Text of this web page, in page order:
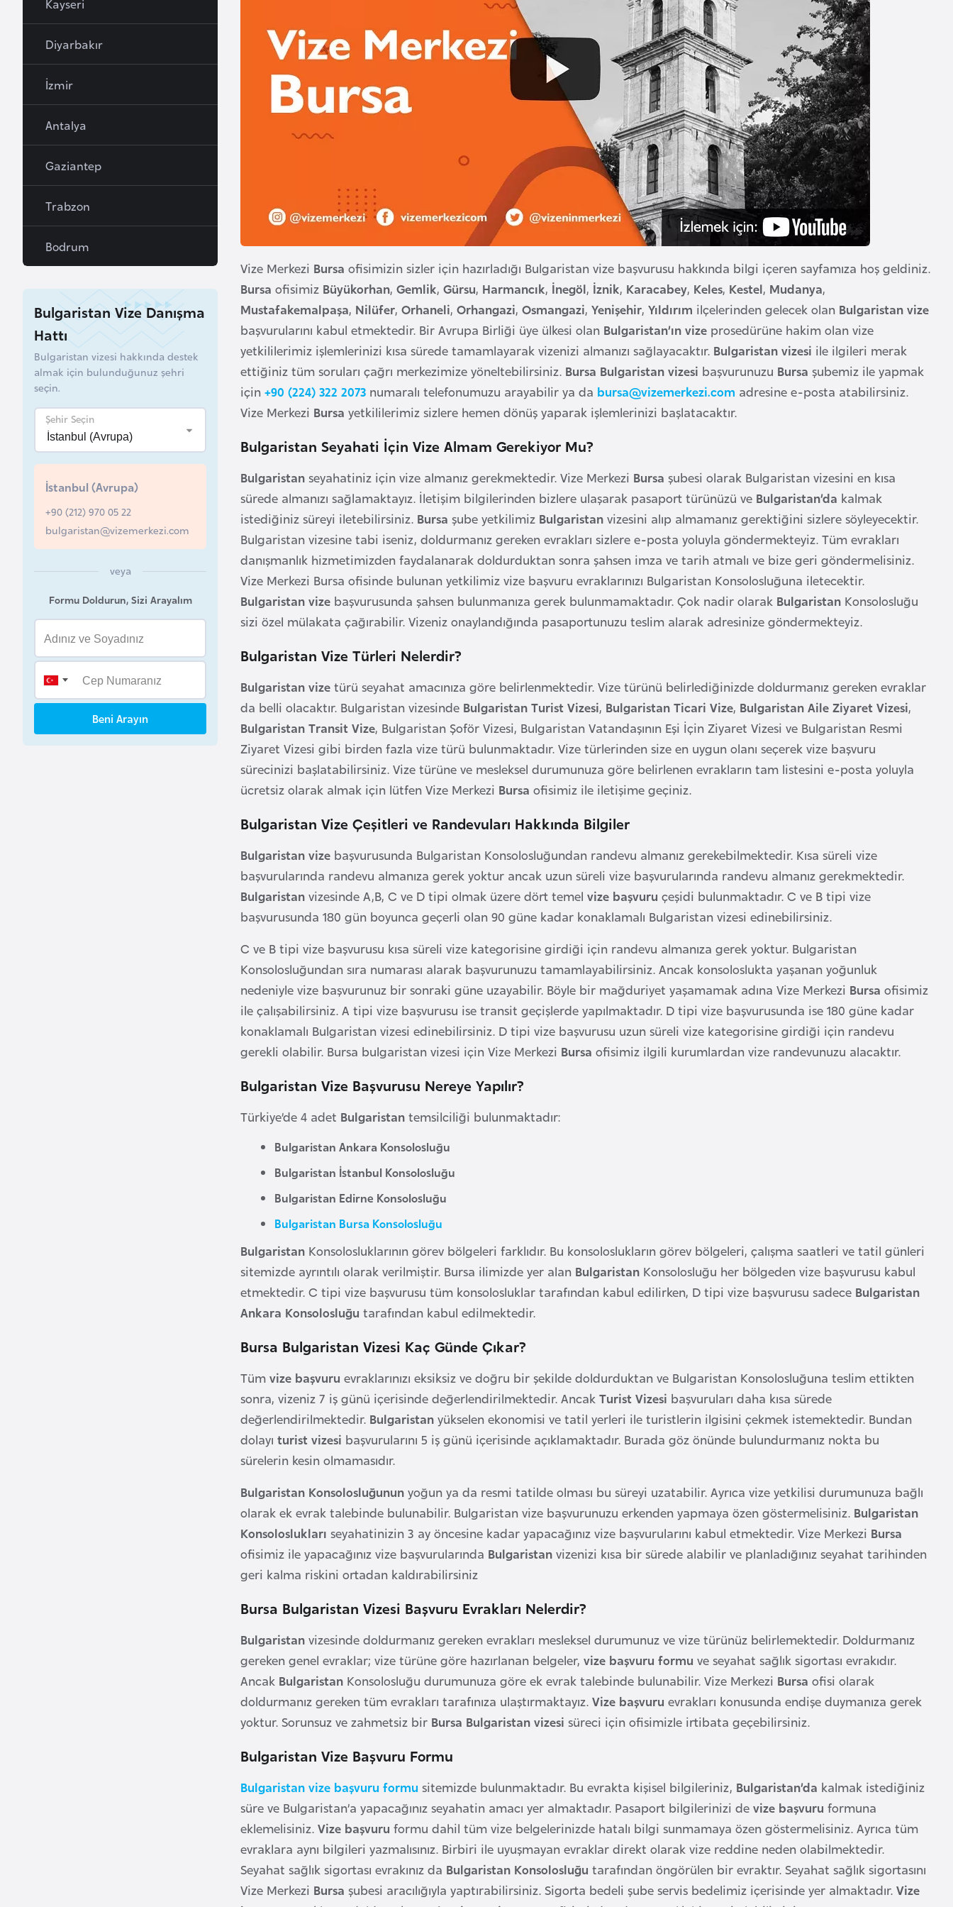
Vize Merkezi Bursa ofisimizin sizler için hazırladığı Bulgaristan vize başvurusu hakkında bilgi içeren sayfamıza hoş geldiniz.
Bursa ofisimiz Büyükorhan, Gemlik, Gürsu, Harmancık, İnegöl, İznik, Karacabey, Keles, Kestel, Mudanya,
Mustafakemalpaşa, Nilüfer, Orhaneli, Orhangazi, Osmangazi, Yenişehir, Yıldırım ilçelerinden gelecek olan Bulgaristan vize
başvurularını kabul etmektedir. Bir Avrupa Birliği üye ülkesi olan Bulgaristan’ın vize prosedürüne hakim olan vize
yetkililerimiz işlemlerinizi kısa sürede tamamlayarak vizenizi almanızı sağlayacaktır. Bulgaristan vizesi ile ilgileri merak
ettiğiniz tüm soruları çağrı merkezimize yöneltebilirsiniz. Bursa Bulgaristan vizesi başvurunuzu Bursa şubemiz ile yapmak
için +90 (224) 322 2073 numaralı telefonumuzu arayabilir ya da bursa@vizemerkezi.com adresine e-posta atabilirsiniz.
Vize Merkezi Bursa yetkililerimiz sizlere hemen dönüş yaparak işlemlerinizi başlatacaktır.
Bulgaristan Seyahati İçin Vize Almam Gerekiyor Mu?
Bulgaristan seyahatiniz için vize almanız gerekmektedir. Vize Merkezi Bursa şubesi olarak Bulgaristan vizesini en kısa
sürede almanızı sağlamaktayız. İletişim bilgilerinden bizlere ulaşarak pasaport türünüzü ve Bulgaristan’da kalmak
istediğiniz süreyi iletebilirsiniz. Bursa şube yetkilimiz Bulgaristan vizesini alıp almamanız gerektiğini sizlere söyleyecektir.
Bulgaristan vizesine tabi iseniz, doldurmanız gereken evrakları sizlere e-posta yoluyla göndermekteyiz. Tüm evrakları
danışmanlık hizmetimizden faydalanarak doldurduktan sonra şahsen imza ve tarih atmalı ve bize geri göndermelisiniz.
Vize Merkezi Bursa ofisinde bulunan yetkilimiz vize başvuru evraklarınızı Bulgaristan Konsolosluğuna iletecektir.
Bulgaristan vize başvurusunda şahsen bulunmanıza gerek bulunmamaktadır. Çok nadir olarak Bulgaristan Konsolosluğu
sizi özel mülakata çağırabilir. Vizeniz onaylandığında pasaportunuzu teslim alarak adresinize göndermekteyiz.
Bulgaristan Vize Türleri Nelerdir?
Bulgaristan vize türü seyahat amacınıza göre belirlenmektedir. Vize türünü belirlediğinizde doldurmanız gereken evraklar
da belli olacaktır. Bulgaristan vizesinde Bulgaristan Turist Vizesi, Bulgaristan Ticari Vize, Bulgaristan Aile Ziyaret Vizesi,
Bulgaristan Transit Vize, Bulgaristan Şoför Vizesi, Bulgaristan Vatandaşının Eşi İçin Ziyaret Vizesi ve Bulgaristan Resmi
Ziyaret Vizesi gibi birden fazla vize türü bulunmaktadır. Vize türlerinden size en uygun olanı seçerek vize başvuru
sürecinizi başlatabilirsiniz. Vize türüne ve mesleksel durumunuza göre belirlenen evrakların tam listesini e-posta yoluyla
ücretsiz olarak almak için lütfen Vize Merkezi Bursa ofisimiz ile iletişime geçiniz.
Bulgaristan Vize Çeşitleri ve Randevuları Hakkında Bilgiler
Bulgaristan vize başvurusunda Bulgaristan Konsolosluğundan randevu almanız gerekebilmektedir. Kısa süreli vize
başvurularında randevu almanıza gerek yoktur ancak uzun süreli vize başvurularında randevu almanız gerekmektedir.
Bulgaristan vizesinde A,B, C ve D tipi olmak üzere dört temel vize başvuru çeşidi bulunmaktadır. C ve B tipi vize
başvurusunda 180 gün boyunca geçerli olan 90 güne kadar konaklamalı Bulgaristan vizesi edinebilirsiniz.
C ve B tipi vize başvurusu kısa süreli vize kategorisine girdiği için randevu almanıza gerek yoktur. Bulgaristan
Konsolosluğundan sıra numarası alarak başvurunuzu tamamlayabilirsiniz. Ancak konsoloslukta yaşanan yoğunluk
nedeniyle vize başvurunuz bir sonraki güne uzayabilir. Böyle bir mağduriyet yaşamamak adına Vize Merkezi Bursa ofisimiz
ile çalışabilirsiniz. A tipi vize başvurusu ise transit geçişlerde yapılmaktadır. D tipi vize başvurusunda ise 180 güne kadar
konaklamalı Bulgaristan vizesi edinebilirsiniz. D tipi vize başvurusu uzun süreli vize kategorisine girdiği için randevu
gerekli olabilir. Bursa bulgaristan vizesi için Vize Merkezi Bursa ofisimiz ilgili kurumlardan vize randevunuzu alacaktır.
Bulgaristan Vize Başvurusu Nereye Yapılır?
Türkiye’de 4 adet Bulgaristan temsilciliği bulunmaktadır:
Bulgaristan Ankara Konsolosluğu
Bulgaristan İstanbul Konsolosluğu
Bulgaristan Edirne Konsolosluğu
Bulgaristan Bursa Konsolosluğu
Bulgaristan Konsolosluklarının görev bölgeleri farklıdır. Bu konsoloslukların görev bölgeleri, çalışma saatleri ve tatil günleri
sitemizde ayrıntılı olarak verilmiştir. Bursa ilimizde yer alan Bulgaristan Konsolosluğu her bölgeden vize başvurusu kabul
etmektedir. C tipi vize başvurusu tüm konsolosluklar tarafından kabul edilirken, D tipi vize başvurusu sadece Bulgaristan
Ankara Konsolosluğu tarafından kabul edilmektedir.
Bursa Bulgaristan Vizesi Kaç Günde Çıkar?
Tüm vize başvuru evraklarınızı eksiksiz ve doğru bir şekilde doldurduktan ve Bulgaristan Konsolosluğuna teslim ettikten
sonra, vizeniz 7 iş günü içerisinde değerlendirilmektedir. Ancak Turist Vizesi başvuruları daha kısa sürede
değerlendirilmektedir. Bulgaristan yükselen ekonomisi ve tatil yerleri ile turistlerin ilgisini çekmek istemektedir. Bundan
dolayı turist vizesi başvurularını 5 iş günü içerisinde açıklamaktadır. Burada göz önünde bulundurmanız nokta bu
sürelerin kesin olmamasıdır.
Bulgaristan Konsolosluğunun yoğun ya da resmi tatilde olması bu süreyi uzatabilir. Ayrıca vize yetkilisi durumunuza bağlı
olarak ek evrak talebinde bulunabilir. Bulgaristan vize başvurunuzu erkenden yapmaya özen göstermelisiniz. Bulgaristan
Konsoloslukları seyahatinizin 3 ay öncesine kadar yapacağınız vize başvurularını kabul etmektedir. Vize Merkezi Bursa
ofisimiz ile yapacağınız vize başvurularında Bulgaristan vizenizi kısa bir sürede alabilir ve planladığınız seyahat tarihinden
geri kalma riskini ortadan kaldırabilirsiniz
Bursa Bulgaristan Vizesi Başvuru Evrakları Nelerdir?
Bulgaristan vizesinde doldurmanız gereken evrakları mesleksel durumunuz ve vize türünüz belirlemektedir. Doldurmanız
gereken genel evraklar; vize türüne göre hazırlanan belgeler, vize başvuru formu ve seyahat sağlık sigortası evrakıdır.
Ancak Bulgaristan Konsolosluğu durumunuza göre ek evrak talebinde bulunabilir. Vize Merkezi Bursa ofisi olarak
doldurmanız gereken tüm evrakları tarafınıza ulaştırmaktayız. Vize başvuru evrakları konusunda endişe duymanıza gerek
yoktur. Sorunsuz ve zahmetsiz bir Bursa Bulgaristan vizesi süreci için ofisimizle irtibata geçebilirsiniz.
Bulgaristan Vize Başvuru Formu
Bulgaristan vize başvuru formu sitemizde bulunmaktadır. Bu evrakta kişisel bilgileriniz, Bulgaristan’da kalmak istediğiniz
süre ve Bulgaristan’a yapacağınız seyahatin amacı yer almaktadır. Pasaport bilgilerinizi de vize başvuru formuna
eklemelisiniz. Vize başvuru formu dahil tüm vize belgelerinizde hatalı bilgi sunmamaya özen göstermelisiniz. Ayrıca tüm
evraklara aynı bilgileri yazmalısınız. Birbiri ile uyuşmayan evraklar direkt olarak vize reddine neden olabilmektedir.
Seyahat sağlık sigortası evrakınız da Bulgaristan Konsolosluğu tarafından öngörülen bir evraktır. Seyahat sağlık sigortasını
Vize Merkezi Bursa şubesi aracılığıyla yaptırabilirsiniz. Sigorta bedeli şube servis bedelimiz içerisinde yer almaktadır. Vize
Kayseri
Diyarbakır
İzmir
Antalya
Gaziantep
Trabzon
Bodrum
Bulgaristan Vize Danışma
Hattı
Bulgaristan vizesi hakkında destek
almak için bulunduğunuz şehri
seçin.
Şehir Seçin
İstanbul (Avrupa)
+90 (212) 970 05 22
bulgaristan@vizemerkezi.com
veya
Formu Doldurun, Sizi Arayalım
Beni Arayın
h
r
y
n
a
n
g
l
a
d
e
l
r
u
s
B
e
l
ç
i
a
B
e
i